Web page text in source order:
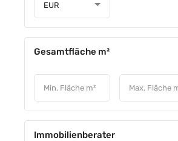
EUR
Gesamtfläche m²
Immobilienberater